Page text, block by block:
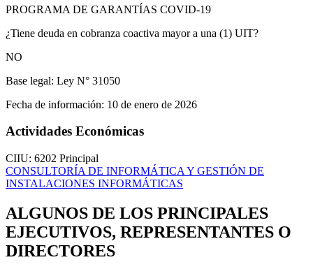
PROGRAMA DE GARANTÍAS COVID-19
¿Tiene deuda en cobranza coactiva mayor a una (1) UIT?
NO
Base legal: Ley N° 31050
Fecha de información: 10 de enero de 2026
Actividades Económicas
CIIU: 6202 Principal
CONSULTORÍA DE INFORMÁTICA Y GESTIÓN DE
INSTALACIONES INFORMÁTICAS
ALGUNOS DE LOS PRINCIPALES
EJECUTIVOS, REPRESENTANTES O
DIRECTORES